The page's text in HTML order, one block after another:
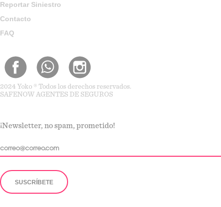
Reportar Siniestro
Contacto
FAQ
2024 Yoko ® Todos los derechos reservados.
SAFENOW AGENTES DE SEGUROS
¡Newsletter, no spam, prometido!